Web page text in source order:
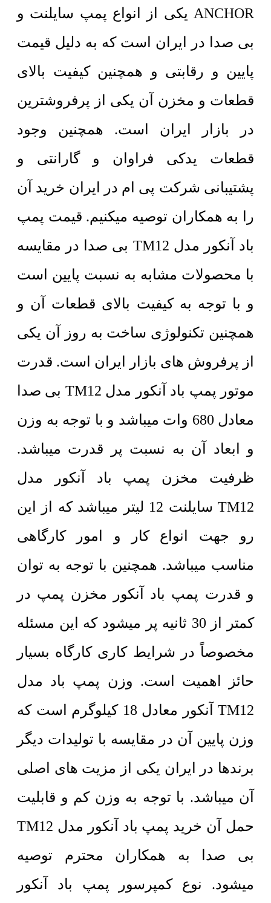
ANCHOR یکی از انواع پمپ سایلنت و
بی صدا در ایران است که به دلیل قیمت
پایین و رقابتی و همچنین کیفیت بالای
قطعات و مخزن آن یکی از پرفروشترین
در بازار ایران است. همچنین وجود
قطعات یدکی فراوان و گارانتی و
پشتیبانی شرکت پی ام در ایران خرید آن
را به همکاران توصیه میکنیم. قیمت پمپ
باد آنکور مدل TM12 بی صدا در مقایسه
با محصولات مشابه به نسبت پایین است
و با توجه به کیفیت بالای قطعات آن و
همچنین تکنولوژی ساخت به روز آن یکی
از پرفروش های بازار ایران است. قدرت
موتور پمپ باد آنکور مدل TM12 بی صدا
معادل 680 وات میباشد و با توجه به وزن
و ابعاد آن به نسبت پر قدرت میباشد.
ظرفیت مخزن پمپ باد آنکور مدل
TM12 سایلنت 12 لیتر میباشد که از این
رو جهت انواع کار و امور کارگاهی
مناسب میباشد. همچنین با توجه به توان
و قدرت پمپ باد آنکور مخزن پمپ در
کمتر از 30 ثانیه پر میشود که این مسئله
مخصوصاً در شرایط کاری کارگاه بسیار
حائز اهمیت است. وزن پمپ باد مدل
TM12 آنکور معادل 18 کیلوگرم است که
وزن پایین آن در مقایسه با تولیدات دیگر
برندها در ایران یکی از مزیت های اصلی
آن میباشد. با توجه به وزن کم و قابلیت
حمل آن خرید پمپ باد آنکور مدل TM12
بی صدا به همکاران محترم توصیه
میشود. نوع کمپرسور پمپ باد آنکور